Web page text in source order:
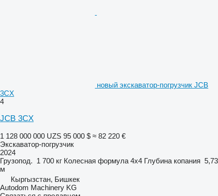
новый экскаватор-погрузчик JCB
3CX
4
JCB 3CX
1 128 000 000 UZS 95 000 $ ≈ 82 220 €
Экскаватор-погрузчик
2024
Грузопод. 1 700 кг Колесная формула 4x4 Глубина копания 5,73
м
Кыргызстан, Бишкек
Autodom Machinery KG